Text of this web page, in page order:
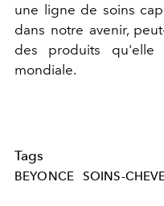
une ligne de soins
dans notre avenir,
des produits
mondiale.
Tags
BEYONCE SOINS-